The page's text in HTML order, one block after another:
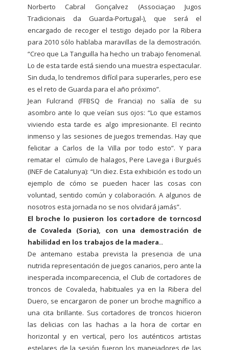
Norberto Cabral Gonçalvez (Associaçao Jugos
Tradicionais da Guarda-Portugal-), que será el
encargado de recoger el testigo dejado por la Ribera
para 2010 sólo hablaba maravillas de la demostración.
“Creo que La Tanguilla ha hecho un trabajo fenomenal.
Lo de esta tarde está siendo una muestra espectacular.
Sin duda, lo tendremos difícil para superarles, pero ese
es el reto de Guarda para el año próximo”.
Jean Fulcrand (FFBSQ de Francia) no salía de su
asombro ante lo que veían sus ojos: “Lo que estamos
viviendo esta tarde es algo impresionante. El recinto
inmenso y las sesiones de juegos tremendas. Hay que
felicitar a Carlos de la Villa por todo esto”. Y para
rematar el cúmulo de halagos, Pere Lavega i Burgués
(INEF de Catalunya): “Un diez. Esta exhibición es todo un
ejemplo de cómo se pueden hacer las cosas con
voluntad, sentido común y colaboración. A algunos de
nosotros esta jornada no se nos olvidará jamás”.
El broche lo pusieron los cortadore de torncosd
de Covaleda (Soria), con una demostración de
habilidad en los trabajos de la madera..
De antemano estaba prevista la presencia de una
nutrida representación de juegos canarios, pero ante la
inesperada incomparecencia, el Club de cortadores de
troncos de Covaleda, habituales ya en la Ribera del
Duero, se encargaron de poner un broche magnífico a
una cita brillante. Sus cortadores de troncos hicieron
las delicias con las hachas a la hora de cortar en
horizontal y en vertical, pero los auténticos artistas
estelares de la sesión fueron los manejadores de las